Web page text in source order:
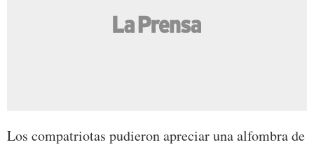
Los compatriotas pudieron apreciar una alfombra de